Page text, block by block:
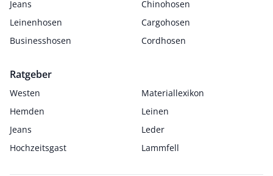
Jeans
Chinohosen
Leinenhosen
Cargohosen
Businesshosen
Cordhosen
Ratgeber
Westen
Materiallexikon
Hemden
Leinen
Jeans
Leder
Hochzeitsgast
Lammfell